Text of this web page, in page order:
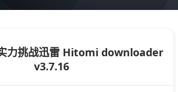
力挑战迅雷 Hitomi downloader
v3.7.16